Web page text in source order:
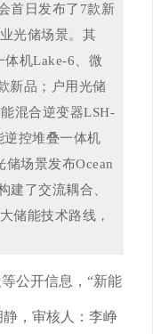
首日发布了7款新
光储场景。其
机Lake-6、微
新品；户用光储
混合逆变器LSH-
控堆叠一体机
场景发布Ocean
建了交流耦合、
储能技术路线，
公开信息，“新能
，审核人：李峥